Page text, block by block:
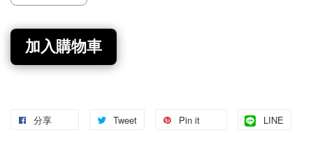
加入購物車
分享 Tweet Pin it LINE